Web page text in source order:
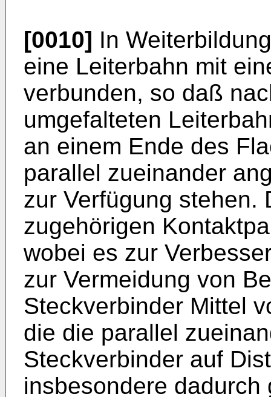
[0010] In
eine Leiterbahn mit
verbunden, so daß
umgefalteten
an einem Ende des
parallel zueinander
zur Verfügung stehen.
zugehörigen
wobei es zur
zur Vermeidung von
Steckverbinder Mittel
die die parallel
Steckverbinder auf
insbesondere